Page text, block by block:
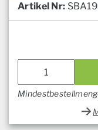
Artikel Nr: